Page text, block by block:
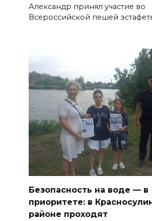
Александр принял участие во
Всероссийской пешей
Безопасность на воде — в
приоритете: в
районе проходят